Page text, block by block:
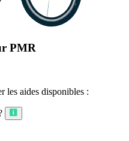
PMR
les aides disponibles :